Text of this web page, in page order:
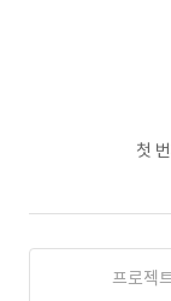
첫
프로젝